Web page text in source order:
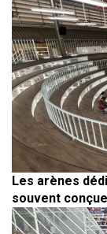
Les arènes
souvent